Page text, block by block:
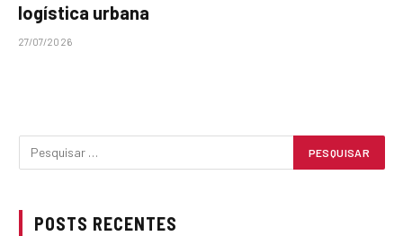
logística urbana
27/07/2026
POSTS RECENTES